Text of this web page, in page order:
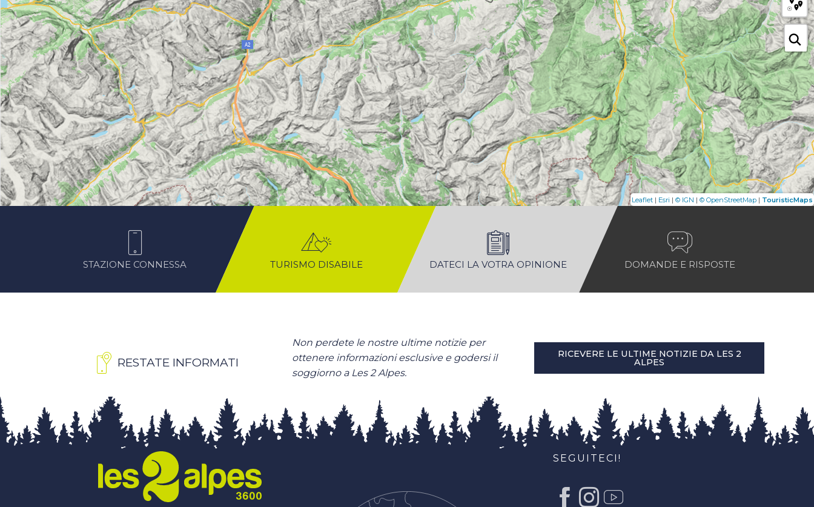
Leaflet | Esri | © IGN | © OpenStreetMap | TouristicMaps
STAZIONE CONNESSA TURISMO DISABILE DATECI LA VOTRA OPINIONE DOMANDE E RISPOSTE
RESTATE INFORMATI
Non perdete le nostre ultime notizie per
ottenere informazioni esclusive e godersi il
soggiorno a Les 2 Alpes.
RICEVERE LE ULTIME NOTIZIE DA LES 2
ALPES
SEGUITECI!